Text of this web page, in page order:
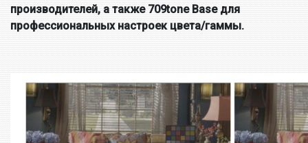
производителей, а также 709tone Base для
профессиональных настроек цвета/гаммы.